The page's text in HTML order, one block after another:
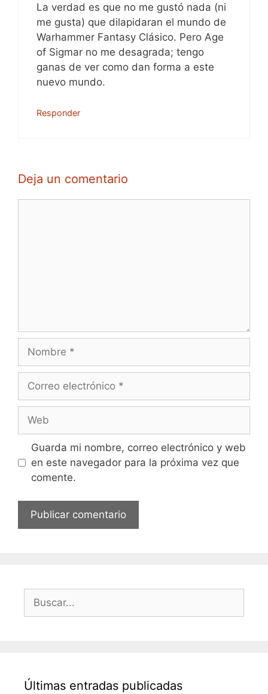
La verdad es que no me gustó nada (ni
me gusta) que dilapidaran el mundo de
Warhammer Fantasy Clásico. Pero Age
of Sigmar no me desagrada; tengo
ganas de ver como dan forma a este
nuevo mundo.
Responder
Deja un comentario
Nombre
Correo
Web
Guarda mi nombre, correo electrónico y web
en este navegador para la próxima vez que
comente.
Últimas entradas publicadas